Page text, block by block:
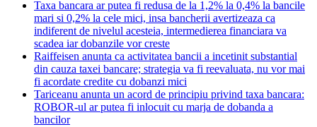
Taxa bancara ar putea fi redusa de la 1,2% la 0,4% la bancile
mari si 0,2% la cele mici, insa bancherii avertizeaza ca
indiferent de nivelul acesteia, intermedierea financiara va
scadea iar dobanzile vor creste
Raiffeisen anunta ca activitatea bancii a incetinit substantial
din cauza taxei bancare; strategia va fi reevaluata, nu vor mai
fi acordate credite cu dobanzi mici
Tariceanu anunta un acord de principiu privind taxa bancara:
ROBOR-ul ar putea fi inlocuit cu marja de dobanda a
bancilor